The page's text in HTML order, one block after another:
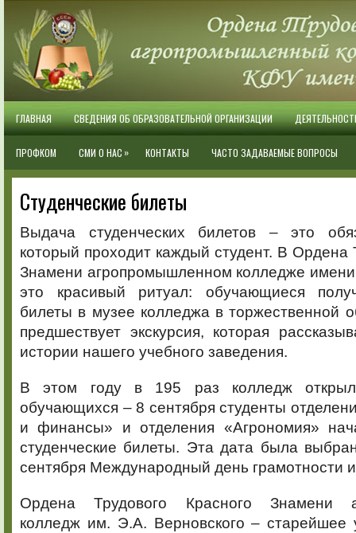
ГЛАВНАЯ СВЕДЕНИЯ ОБ ОБРАЗОВАТЕЛЬНОЙ ОРГАНИЗАЦИИ
ПРОФКОМ СМИ О НАС » КОНТАКТЫ ЧАСТО ЗАДАВАЕМЫЕ ВОПРОСЫ
Студенческие билеты
Выдача студенческих билетов – это
который проходит каждый студент. В Ордена
Знамени агропромышленном колледже
это красивый ритуал: обучающиеся
билеты в музее колледжа в торжественной
предшествует экскурсия, которая
истории нашего учебного заведения.
В этом году в 195 раз колледж
обучающихся – 8 сентября студенты
и финансы» и отделения «Агрономия»
студенческие билеты. Эта дата была
сентября Международный день грамотности
Ордена Трудового Красного Знамени
колледж им. Э.А. Верновского – старейшее